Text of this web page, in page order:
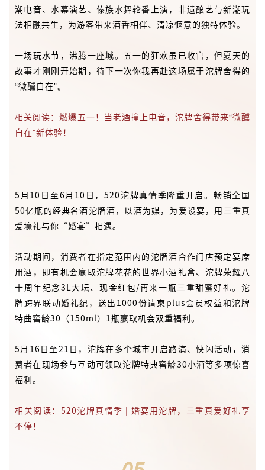
潮电音、水幕演艺、傣族水舞轮番上演，非遗酿艺与新潮玩
法相融共生，为游客带来酒香相伴、清凉惬意的独特体验。
一场玩水节，沸腾一座城。 五一的狂欢虽已收官，但夏天的
故事才刚刚开始期，待下一次你我再赴这场属于沱牌舍得的
“微醺自在”。
相关阅读：燃爆五一！当老酒撞上电音，沱牌舍得带来“微醺
自在”新体验！
5月10日至6月10日，520沱牌真情季隆重开启。畅销全国
50亿瓶的经典名酒沱牌酒，以酒为媒，为爱设宴，用三重真
爱壕礼与你“婚宴”相遇。
活动期间，消费者在指定范围内的沱牌酒合作门店预定宴席
用酒，即有机会赢取沱牌花花的世界小酒礼盒、沱牌荣耀八
十周年纪念3L大坛、现金红包/再来一瓶三重甜蜜好礼。沱
牌跨界联动婚礼纪，送出1000份请柬plus会员权益和沱牌
特曲窖龄30（150ml）1瓶赢取机会双重福利。
5月16日至21日，沱牌在多个城市开启路演、快闪活动，消
费者在现场参与互动可领取沱牌特典窖龄30小酒等多项惊喜
福利。
相关阅读：520沱牌真情季 | 婚宴用沱牌，三重真爱好礼享
不停！